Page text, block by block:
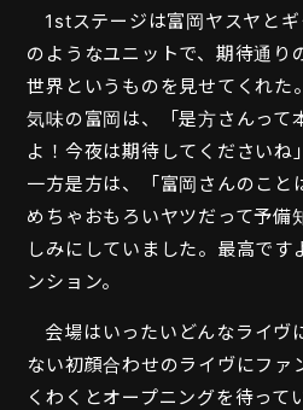
1stステージは富岡ヤスヤと
のようなユニットで、期待通り
世界というものを見せてくれた
気味の富岡は、「是方さんって
よ！今夜は期待してくださいね
一方是方は、「富岡さんのこと
めちゃおもろいヤツだって予備
しみにしていました。最高です
ンション。
会場はいったいどんなライヴ
ない初顔合わせのライヴにファ
くわくとオープニングを待って